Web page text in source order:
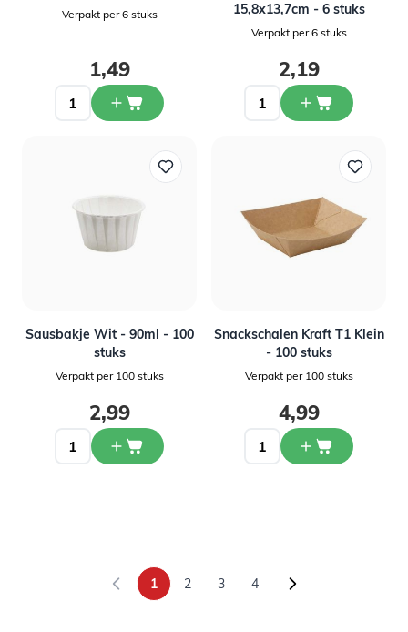
Verpakt per 6 stuks
1,49
15,8x13,7cm - 6 stuks
Verpakt per 6 stuks
2,19
Sausbakje Wit - 90ml - 100
stuks
Verpakt per 100 stuks
2,99
Snackschalen Kraft T1 Klein
- 100 stuks
Verpakt per 100 stuks
4,99
U lees momenteel pagina
1 Pagina
2 Pagina
3 Pagina
4